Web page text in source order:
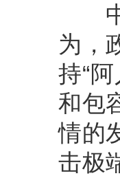
中
为，
持“
和包
情的
击极